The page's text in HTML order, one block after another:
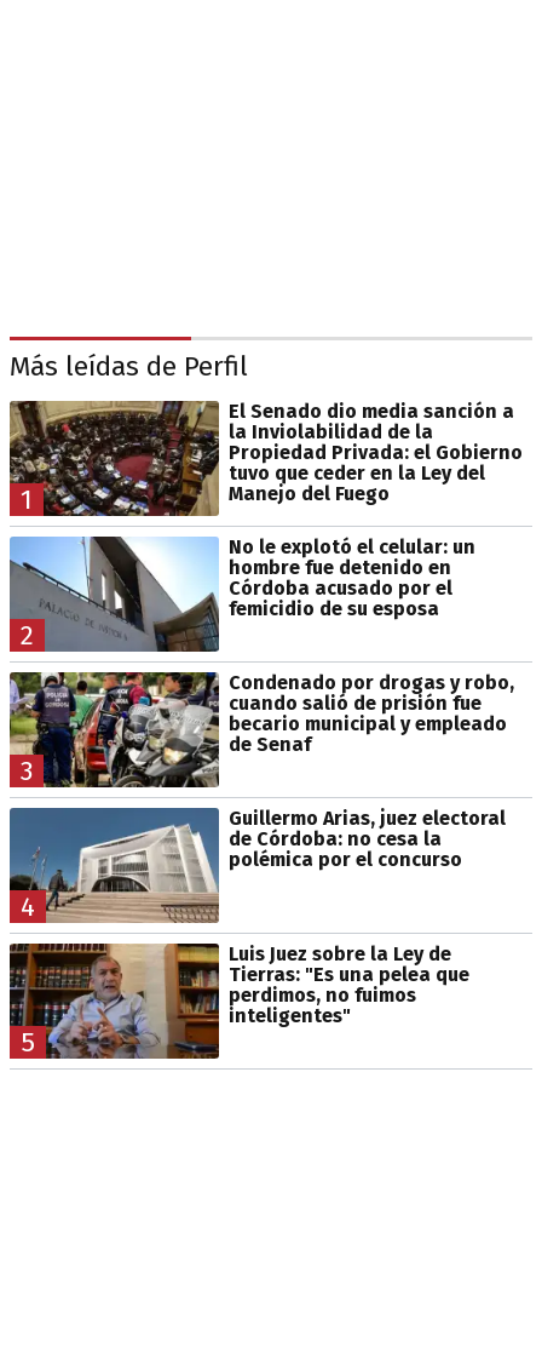
Más leídas de Perfil
1
El Senado dio media sanción a
la Inviolabilidad de la
Propiedad Privada: el Gobierno
tuvo que ceder en la Ley del
Manejo del Fuego
2
No le explotó el celular: un
hombre fue detenido en
Córdoba acusado por el
femicidio de su esposa
3
Condenado por drogas y robo,
cuando salió de prisión fue
becario municipal y empleado
de Senaf
4
Guillermo Arias, juez electoral
de Córdoba: no cesa la
polémica por el concurso
5
Luis Juez sobre la Ley de
Tierras: "Es una pelea que
perdimos, no fuimos
inteligentes"